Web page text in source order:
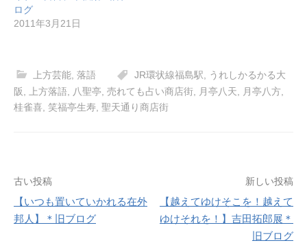
ログ
2011年3月21日
上方芸能 落語 JR環状線福島駅
うれしかるかる大
阪
上方落語 八聖亭 売れても占い商店街 月亭八天 月亭八方
桂雀喜 笑福亭生寿 聖天通り商店街
投
稿
古い投稿
【いつも置いていかれる在外
邦人】＊旧ブログ
新しい投稿
【越えてゆけそこを！越えて
ゆけそれを！】吉田拓郎展＊
旧ブログ